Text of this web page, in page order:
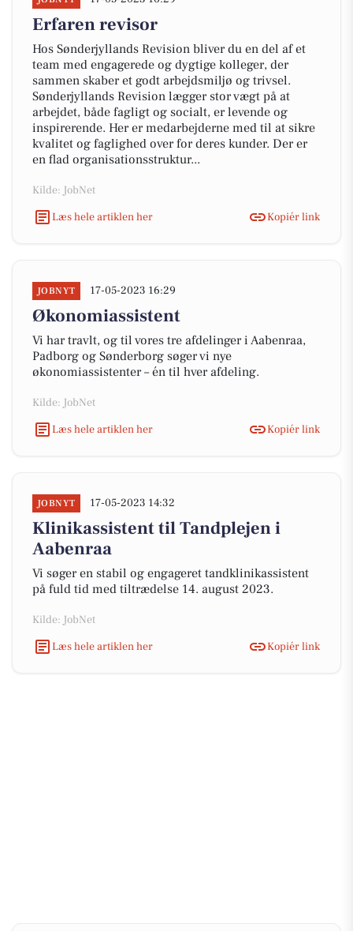
Erfaren revisor
Hos Sønderjyllands Revision bliver du en del af et
team med engagerede og dygtige kolleger, der
sammen skaber et godt arbejdsmiljø og trivsel.
Sønderjyllands Revision lægger stor vægt på at
arbejdet, både fagligt og socialt, er levende og
inspirerende. Her er medarbejderne med til at sikre
kvalitet og faglighed over for deres kunder. Der er
en flad organisationsstruktur...
Kilde: JobNet
Læs hele artiklen her
Kopiér link
JOBNYT 17-05-2023 16:29
Økonomiassistent
Vi har travlt, og til vores tre afdelinger i Aabenraa,
Padborg og Sønderborg søger vi nye
økonomiassistenter – én til hver afdeling.
Kilde: JobNet
Læs hele artiklen her
Kopiér link
JOBNYT 17-05-2023 14:32
Klinikassistent til Tandplejen i
Aabenraa
Vi søger en stabil og engageret tandklinikassistent
på fuld tid med tiltrædelse 14. august 2023.
Kilde: JobNet
Læs hele artiklen her
Kopiér link